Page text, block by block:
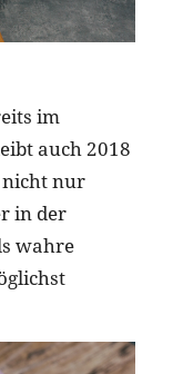
im
auch 2018
nicht nur
in der
wahre